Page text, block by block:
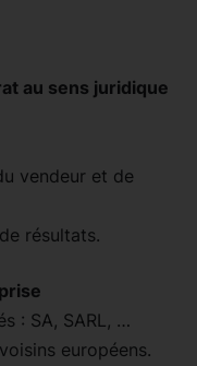
au sens juridique
vendeur et de
résultats.
: SA, SARL, …
européens.